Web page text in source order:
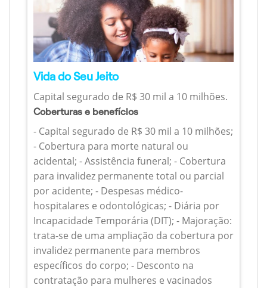
Vida do Seu Jeito
Capital segurado de R$ 30 mil a 10 milhões.
Coberturas e benefícios
- Capital segurado de R$ 30 mil a 10 milhões;
- Cobertura para morte natural ou
acidental; - Assistência funeral; - Cobertura
para invalidez permanente total ou parcial
por acidente; - Despesas médico-
hospitalares e odontológicas; - Diária por
Incapacidade Temporária (DIT); - Majoração:
trata-se de uma ampliação da cobertura por
invalidez permanente para membros
específicos do corpo; - Desconto na
contratação para mulheres e vacinados